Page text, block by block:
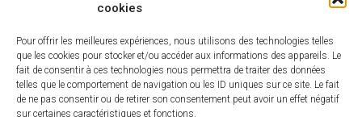
cookies
Pour offrir les meilleures expériences, nous utilisons des technologies telles
que les cookies pour stocker et/ou accéder aux informations des appareils. Le
fait de consentir à ces technologies nous permettra de traiter des données
telles que le comportement de navigation ou les ID uniques sur ce site. Le fait
de ne pas consentir ou de retirer son consentement peut avoir un effet négatif
sur certaines caractéristiques et fonctions.
Vernis Total Resist’
sans odeur MAULER
Aspect Cire Incolore
1L
35,79€